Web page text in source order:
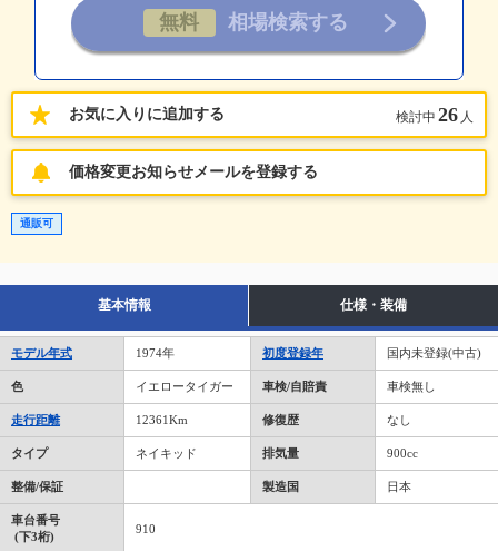
お気に入りに追加する 検討中 26 人
価格変更お知らせメールを登録する
通販可
基本情報 仕様・装備
モデル年式 1974年 初度登録年 国内未登録(中古)
色 イエロータイガー 車検/自賠責 車検無し
走行距離 12361Km 修復歴 なし
タイプ ネイキッド 排気量 900cc
整備/保証 製造国 日本
車台番号
(下3桁)
910